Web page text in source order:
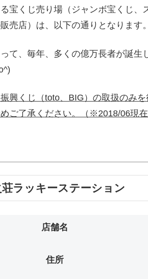
宝くじ売り場（ジャンボ宝くじ
売店）は、以下の通りとなります。
て、毎年、多くの億万長者が誕
興くじ（toto、BIG）の取扱のみ
ご了承ください。（※2018/06現在
ラッキーステーション
店舗名
住所